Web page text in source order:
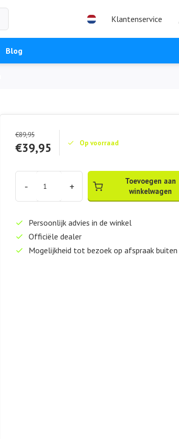
Klantenservice
Blog
€89,95
€39,95 Op voorraad
- +
Toevoegen aan
winkelwagen
Persoonlijk advies in de winkel
Officiële dealer
Mogelijkheid tot bezoek op afspraak